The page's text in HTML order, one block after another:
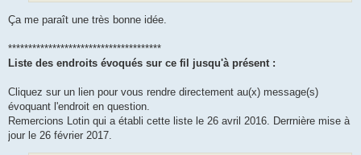
Ça me paraît une très bonne idée.
**************************************
Liste des endroits évoqués sur ce fil jusqu'à présent :
Cliquez sur un lien pour vous rendre directement au(x) message(s)
évoquant l'endroit en question.
Remercions Lotin qui a établi cette liste le 26 avril 2016. Derrnière mise à
jour le 26 février 2017.